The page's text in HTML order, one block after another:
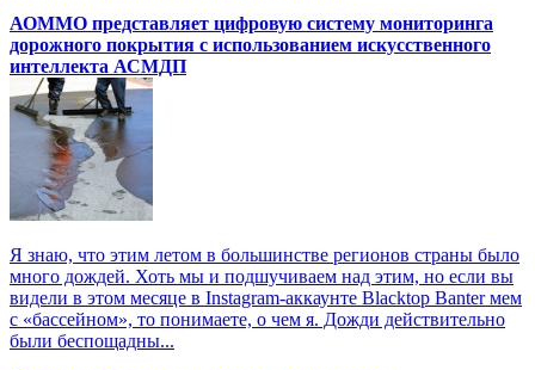
АОММО представляет цифровую систему мониторинга
дорожного покрытия с использованием искусственного
интеллекта АСМДП
Я знаю, что этим летом в большинстве регионов страны было
много дождей. Хоть мы и подшучиваем над этим, но если вы
видели в этом месяце в Instagram-аккаунте Blacktop Banter мем
с «бассейном», то понимаете, о чем я. Дожди действительно
были беспощадны...